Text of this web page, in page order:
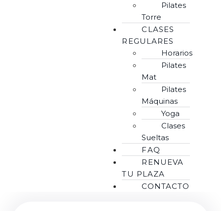
Pilates
Torre
CLASES
REGULARES
Horarios
Pilates
Mat
Pilates
Máquinas
Yoga
Clases
Sueltas
FAQ
RENUEVA
TU PLAZA
CONTACTO